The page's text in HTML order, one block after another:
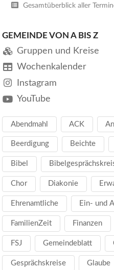
Gesamtüberblick aller
GEMEINDE VON A BIS Z
Gruppen und Kreise
Wochenkalender
Instagram
YouTube
Abendmahl ACK
Beerdigung Beichte
Bibel
Chor Diakonie
Ehrenamtliche Ein- und
FamilienZeit Finanzen
FSJ Gemeindeblatt
Gesprächskreise Glaube